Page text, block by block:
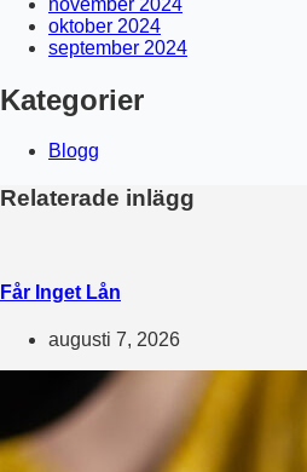
oktober 2024
september 2024
Kategorier
Blogg
Relaterade inlägg
Får Inget Lån
augusti 7, 2026